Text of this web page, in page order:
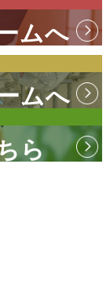
ムへ
ムへ
ら